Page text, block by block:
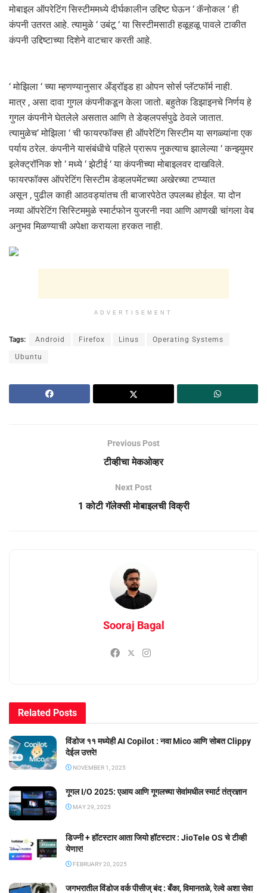
मोबाइल ऑपरेटिंग सिस्टीममध्ये दीर्घकालीन उद्दिष्ट घेऊन ‘ कॅनोकल ‘ ही
कंपनी उतरत आहे. त्यामुळे ‘ उबंटू ‘ या सिस्टीमसाठी हळूहळू पावले टाकीत
कंपनी उद्दिष्टाच्या दिशेने वाटचार करती आहे.
‘ मोझिला ‘ च्या म्हणण्यानुसार अँड्रॉइड हा ओपन सोर्स प्लॅटफॉर्म नाही.
मात्र , असा दावा गुगल कंपनीकडून केला जातो. बहुतेक डिझाइनचे निर्णय हे
गुगल कंपनीने घेतलेले असतात आणि ते डेव्हलपर्सपुढे ठेवले जातात.
त्यामुळेच’ मोझिला ‘ ची फायरफॉक्स ही ऑपरेटिंग सिस्टीम या सगळ्यांना एक
पर्याय ठरेल. कंपनीने यासंबंधीचे पहिले प्रारूप नुकत्याच झालेल्या ‘ कन्झ्युमर
इलेक्ट्रॉनिक शो ‘ मध्ये ‘ झेटीई ‘ या कंपनीच्या मोबाइलवर दाखविले.
फायरफॉक्स ऑपरेटिंग सिस्टीम डेव्हलपमेंटच्या अखेरच्या टप्प्यात
असून , पुढील काही आठवड्यांतच ती बाजारपेठेत उपलब्ध होईल. या दोन
नव्या ऑपरेटिंग सिस्टिममुळे स्मार्टफोन युजरनी नवा आणि आणखी चांगला वेब
अनुभव मिळण्याची अपेक्षा करायला हरकत नाही.
ADVERTISEMENT
Tags: Android Firefox Linus Operating Systems
Ubuntu
Previous Post
टीव्हीचा मेकओव्हर
Next Post
1 कोटी गॅलेक्सी मोबाइलची विक्री
Sooraj Bagal
Related Posts
विंडोज ११ मध्येही AI Copilot : नवा Mico आणि सोबत Clippy
देईल उत्तरे!
NOVEMBER 1, 2025
गूगल I/O 2025: एआय आणि गूगलच्या सेवांमधील स्मार्ट तंत्रज्ञान
MAY 29, 2025
डिज्नी + हॉटस्टार आता जियो हॉटस्टार : JioTele OS चे टीव्ही
येणार!
FEBRUARY 20, 2025
जगभरातील विंडोज वर्क पीसीज् बंद : बँका, विमानतळे, रेल्वे अशा सेवा